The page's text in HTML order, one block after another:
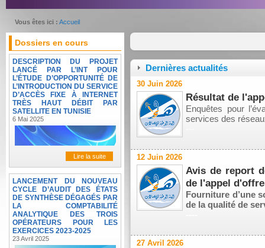
Vous êtes ici : Accueil
Dossiers en cours
DESCRIPTION DU PROJET
LANCÉ PAR L’INT POUR
L’ÉTUDE D’OPPORTUNITÉ DE
L’INTRODUCTION DU SERVICE
D’ACCÈS FIXE À INTERNET
TRÈS HAUT DÉBIT PAR
SATELLITE EN TUNISIE
6 Mai 2025
Lire la suite
LANCEMENT DU NOUVEAU
CYCLE D’AUDIT DES ÉTATS
DE SYNTHÈSE DÉGAGÉS PAR
LA COMPTABILITÉ
ANALYTIQUE DES TROIS
OPÉRATEURS POUR LES
EXERCICES 2023-2025
23 Avril 2025
Dernières actualités
30 Juin 2026
Résultat de
Enquêtes pour
services des
12 Juin 2026
Avis de report
de l'appel
Fourniture d’une
de la qualité de
27 Avril 2026